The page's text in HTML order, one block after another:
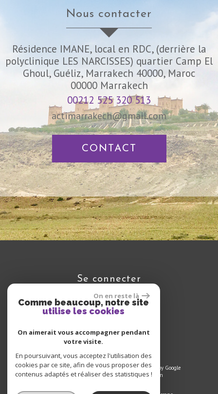
On en reste là
Comme beaucoup, notre site
utilise les cookies
On aimerait vous accompagner pendant
votre visite.
En poursuivant, vous acceptez l'utilisation des
cookies par ce site, afin de vous proposer des
contenus adaptés et réaliser des statistiques !
nous contacter
Résidence IMANE, local en RDC, (derrière la
polyclinique LES NARCISSES) quartier Camp El
Ghoul, Guéliz, Marrakech 40000, Maroc
00000 Marrakech
00212 525 320 513
actimarrakech@gmail.com
CONTACT
se connecter
Espace propriétaire
© 2025 | Tous droits réservés | Traduction powered by Google
Plan du site-Mentions légales-Liens-Admin